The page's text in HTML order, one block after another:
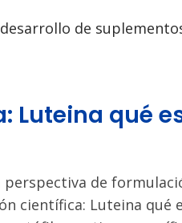
Luteina qué
perspectiva de
científica: Luteina qué